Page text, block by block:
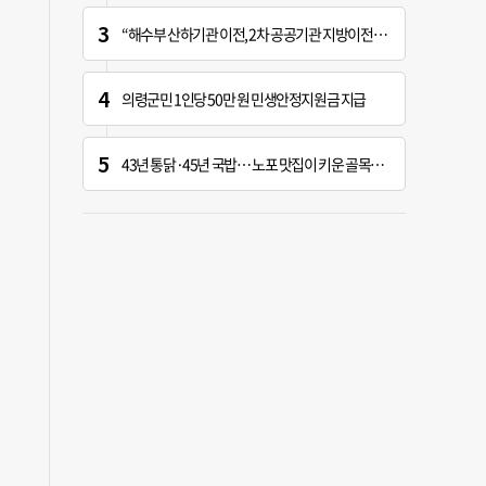
“해수부 산하기관 이전, 2차 공공기관 지방이전과 연계 추진 안 돼”
의령군민 1인당 50만 원 민생안정지원금 지급
43년 통닭·45년 국밥… 노포 맛집이 키운 골목시장 [골목시장, 다시 장날]